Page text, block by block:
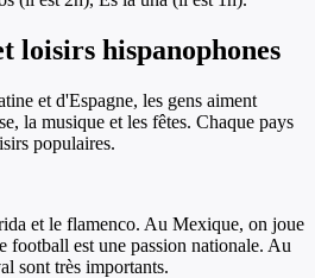
loisirs hispanophones
et d'Espagne, les gens aiment
la musique et les fêtes. Chaque pays
populaires.
et le flamenco. Au Mexique, on joue
football est une passion nationale. Au
sont très importants.